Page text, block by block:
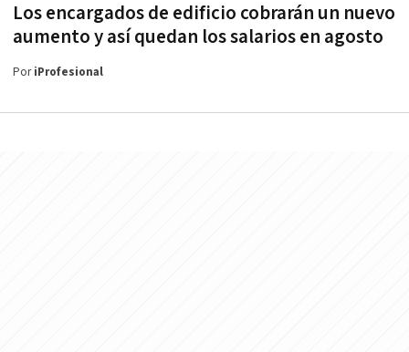
Los encargados de edificio cobrarán un nuevo
aumento y así quedan los salarios en agosto
PoriProfesional